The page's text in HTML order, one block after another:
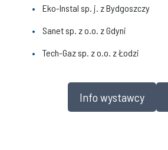
Eko-Instal sp. j. z Bydgoszczy
Sanet sp. z o.o. z Gdyni
Tech-Gaz sp. z o.o. z Łodzi
Info wystawcy